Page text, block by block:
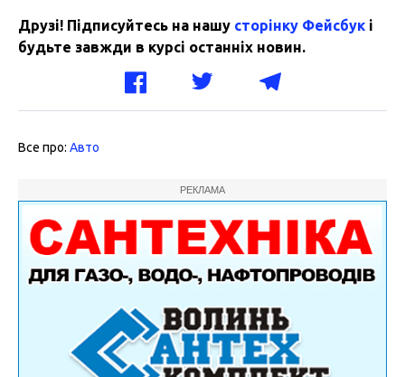
Друзі! Підписуйтесь на нашу сторінку Фейсбук і
будьте завжди в курсі останніх новин.
Все про: Авто
РЕКЛАМА